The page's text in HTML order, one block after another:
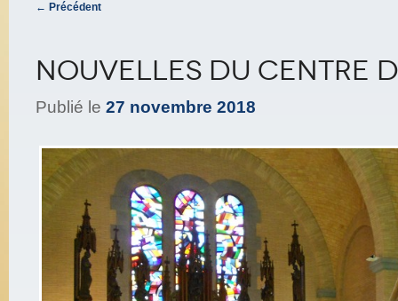
au
principal
au
secondaire
Navigation
← Précédent
Nouvelles du Centre
Publié le 27 novembre 2018